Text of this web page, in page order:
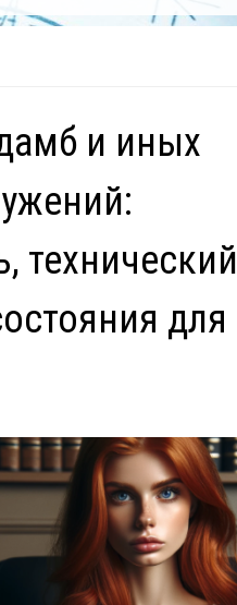
и иных
технический
для